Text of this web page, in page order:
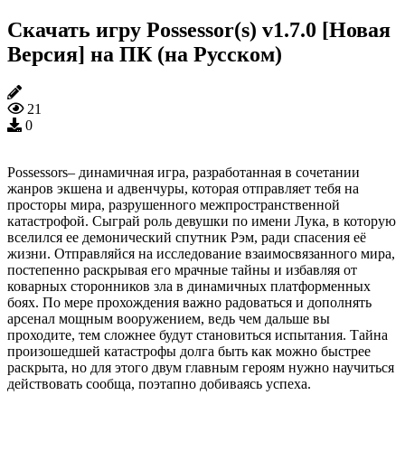
Скачать игру Possessor(s) v1.7.0 [Новая
Версия] на ПК (на Русском)
21
0
Possessors– динамичная игра, разработанная в сочетании
жанров экшена и адвенчуры, которая отправляет тебя на
просторы мира, разрушенного межпространственной
катастрофой. Сыграй роль девушки по имени Лука, в которую
вселился ее демонический спутник Рэм, ради спасения её
жизни. Отправляйся на исследование взаимосвязанного мира,
постепенно раскрывая его мрачные тайны и избавляя от
коварных сторонников зла в динамичных платформенных
боях. По мере прохождения важно радоваться и дополнять
арсенал мощным вооружением, ведь чем дальше вы
проходите, тем сложнее будут становиться испытания. Тайна
произошедшей катастрофы долга быть как можно быстрее
раскрыта, но для этого двум главным героям нужно научиться
действовать сообща, поэтапно добиваясь успеха.